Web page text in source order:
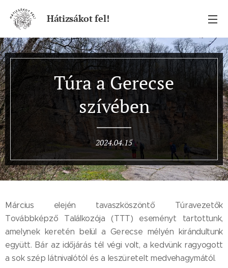
Hátizsákot fel!
Túra a Gerecse
szívében
2024.04.15
Március elején tavaszköszöntő Túravezetők
Továbbképző Találkozója (TTT) eseményt tartottunk,
amelynek keretén belül a Gerecse mélyén kirándultunk
együtt. Bár az időjárás tél végi volt, a kedvünk ragyogott
a sok szép látnivalótól és a leszüretelt medvehagymától.